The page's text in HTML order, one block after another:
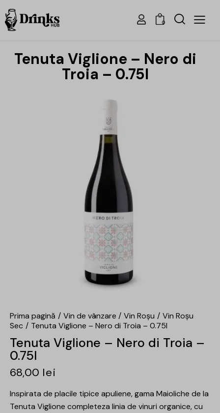
0
Tenuta Viglione – Nero di
Troia – 0.75l
Prima pagină Vin de vânzare Vin Roșu
Vin Roșu
Sec
Tenuta Viglione – Nero di Troia – 0.75l
Tenuta Viglione – Nero di Troia –
0.75l
68,00 lei
Inspirata de placile tipice apuliene, gama Maioliche de la
Tenuta Viglione completeza linia de vinuri organice, cu